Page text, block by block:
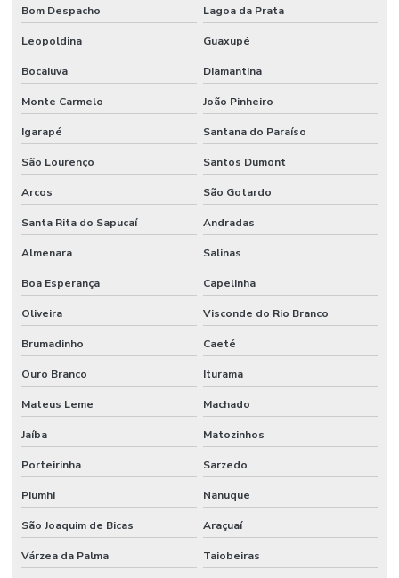
Bom Despacho Lagoa da Prata
Leopoldina Guaxupé
Bocaiuva Diamantina
Monte Carmelo João Pinheiro
Igarapé Santana do Paraíso
São Lourenço Santos Dumont
Arcos São Gotardo
Santa Rita do Sapucaí Andradas
Almenara Salinas
Boa Esperança Capelinha
Oliveira Visconde do Rio Branco
Brumadinho Caeté
Ouro Branco Iturama
Mateus Leme Machado
Jaíba Matozinhos
Porteirinha Sarzedo
Piumhi Nanuque
São Joaquim de Bicas Araçuaí
Várzea da Palma Taiobeiras